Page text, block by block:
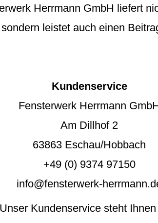
Herrmann GmbH liefert
leistet auch einen
Kundenservice
Fensterwerk Herrmann
Am Dillhof 2
63863 Eschau/Hobbach
+49 (0) 9374 97150
info@fensterwerk-
Unser Kundenservice steht